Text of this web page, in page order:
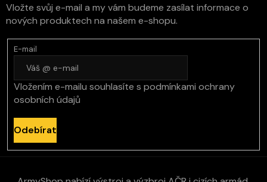
Vložte svůj e-mail a my vám budeme zasílat informace o
nových produktech na našem e-shopu.
E-mail
Vložením e-mailu souhlasíte s podmínkami ochrany
osobních údajů
Odebírat